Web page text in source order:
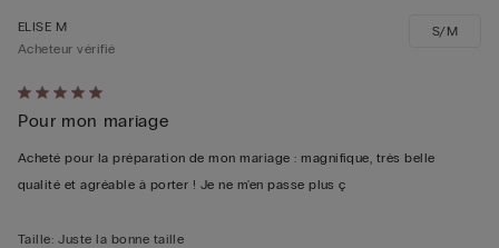
Évalué
5sur 5
ELISE M
Acheteur vérifié
Pour mon mariage
Acheté pour la préparation de mon mariage : magnifique, très belle
qualité et agréable à porter ! Je ne m'en passe plus ç
S/M
Taille: Juste la bonne taille